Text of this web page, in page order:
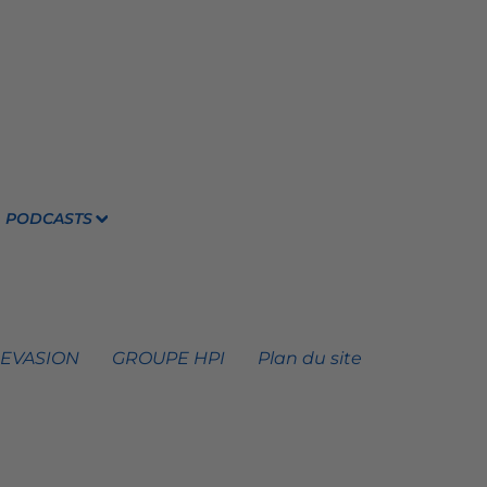
PODCASTS
GROUPE HPI Plan du site